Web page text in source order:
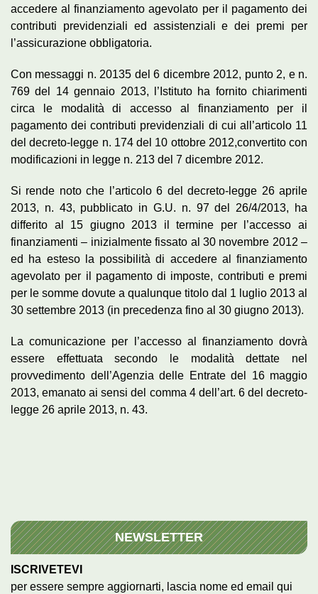
accedere al finanziamento agevolato per il pagamento dei
contributi previdenziali ed assistenziali e dei premi per
l’assicurazione obbligatoria.
Con messaggi n. 20135 del 6 dicembre 2012, punto 2, e n.
769 del 14 gennaio 2013, l’Istituto ha fornito chiarimenti
circa le modalità di accesso al finanziamento per il
pagamento dei contributi previdenziali di cui all’articolo 11
del decreto-legge n. 174 del 10 ottobre 2012,convertito con
modificazioni in legge n. 213 del 7 dicembre 2012.
Si rende noto che l’articolo 6 del decreto-legge 26 aprile
2013, n. 43, pubblicato in G.U. n. 97 del 26/4/2013, ha
differito al 15 giugno 2013 il termine per l’accesso ai
finanziamenti – inizialmente fissato al 30 novembre 2012 –
ed ha esteso la possibilità di accedere al finanziamento
agevolato per il pagamento di imposte, contributi e premi
per le somme dovute a qualunque titolo dal 1 luglio 2013 al
30 settembre 2013 (in precedenza fino al 30 giugno 2013).
La comunicazione per l’accesso al finanziamento dovrà
essere effettuata secondo le modalità dettate nel
provvedimento dell’Agenzia delle Entrate del 16 maggio
2013, emanato ai sensi del comma 4 dell’art. 6 del decreto-
legge 26 aprile 2013, n. 43.
NEWSLETTER
ISCRIVETEVI
per essere sempre aggiornarti, lascia nome ed email qui